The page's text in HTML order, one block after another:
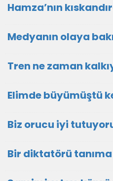
Hamza’nın
Medyanın olaya
Tren ne zaman
Elimde büyümüştü
Biz orucu iyi
Bir diktatörü